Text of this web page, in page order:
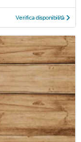
Verifica disponibilità